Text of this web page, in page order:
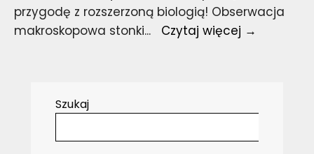
przygodę z rozszerzoną biologią! Obserwacja
makroskopowa stonki... Czytaj więcej →
Szukaj